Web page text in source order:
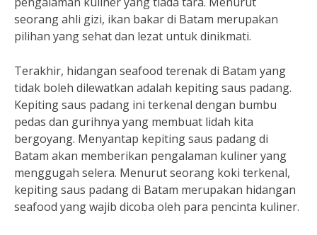
seorang ahli gizi, ikan bakar di Batam merupakan
pilihan yang sehat dan lezat untuk dinikmati.
Terakhir, hidangan seafood terenak di Batam yang
tidak boleh dilewatkan adalah kepiting saus padang.
Kepiting saus padang ini terkenal dengan bumbu
pedas dan gurihnya yang membuat lidah kita
bergoyang. Menyantap kepiting saus padang di
Batam akan memberikan pengalaman kuliner yang
menggugah selera. Menurut seorang koki terkenal,
kepiting saus padang di Batam merupakan hidangan
seafood yang wajib dicoba oleh para pencinta kuliner.